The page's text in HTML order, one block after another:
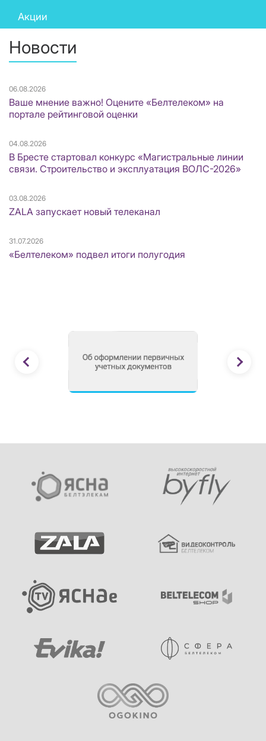
Акции
Новости
06.08.2026
Ваше мнение важно! Оцените «Белтелеком» на
портале рейтинговой оценки
04.08.2026
В Бресте стартовал конкурс «Магистральные линии
связи. Строительство и эксплуатация ВОЛС-2026»
03.08.2026
ZALA запускает новый телеканал
31.07.2026
«Белтелеком» подвел итоги полугодия